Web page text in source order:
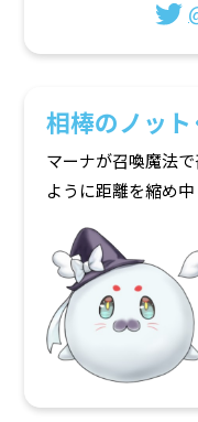
相棒のノッ
マーナが召喚魔法
ように距離を縮め中